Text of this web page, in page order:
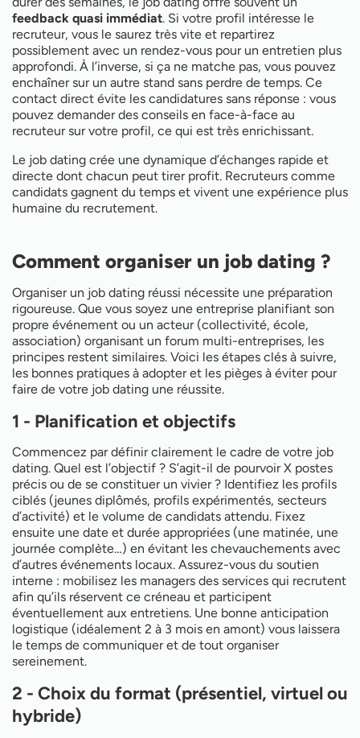
feedback quasi immédiat. Si votre profil intéresse le
recruteur, vous le saurez très vite et repartirez
possiblement avec un rendez-vous pour un entretien plus
approfondi. À l’inverse, si ça ne matche pas, vous pouvez
enchaîner sur un autre stand sans perdre de temps. Ce
contact direct évite les candidatures sans réponse : vous
pouvez demander des conseils en face-à-face au
recruteur sur votre profil, ce qui est très enrichissant.
Le job dating crée une dynamique d’échanges rapide et
directe dont chacun peut tirer profit. Recruteurs comme
candidats gagnent du temps et vivent une expérience plus
humaine du recrutement.
Comment organiser un job dating ?
Organiser un job dating réussi nécessite une préparation
rigoureuse. Que vous soyez une entreprise planifiant son
propre événement ou un acteur (collectivité, école,
association) organisant un forum multi-entreprises, les
principes restent similaires. Voici les étapes clés à suivre,
les bonnes pratiques à adopter et les pièges à éviter pour
faire de votre job dating une réussite.
1 - Planification et objectifs
Commencez par définir clairement le cadre de votre job
dating. Quel est l’objectif ? S’agit-il de pourvoir X postes
précis ou de se constituer un vivier ? Identifiez les profils
ciblés (jeunes diplômés, profils expérimentés, secteurs
d’activité) et le volume de candidats attendu. Fixez
ensuite une date et durée appropriées (une matinée, une
journée complète…) en évitant les chevauchements avec
d’autres événements locaux. Assurez-vous du soutien
interne : mobilisez les managers des services qui recrutent
afin qu’ils réservent ce créneau et participent
éventuellement aux entretiens. Une bonne anticipation
logistique (idéalement 2 à 3 mois en amont) vous laissera
le temps de communiquer et de tout organiser
sereinement.
2 - Choix du format (présentiel, virtuel ou
hybride)